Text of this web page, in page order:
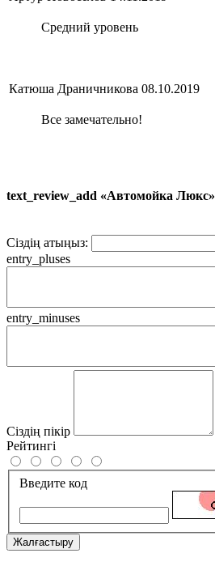
Средний уровень
Катюша Драничникова 08.10.2019
Все замечательно!
text_review_add «Автомойка Люкс»
Сіздің атыңыз:
entry_pluses
entry_minuses
Сіздің пікір
Рейтингі
Введите код
Жалғастыру